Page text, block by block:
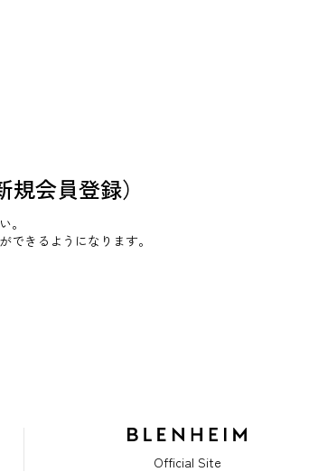
規会員登録）
。
できるようになります。
Official Site